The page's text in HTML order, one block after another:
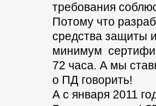
требования
Потому что
средства защиты
минимум
72 часа. А мы
о ПД говорить!
А с января 2011